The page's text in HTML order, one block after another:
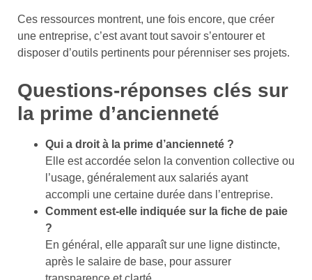
Ces ressources montrent, une fois encore, que créer
une entreprise, c’est avant tout savoir s’entourer et
disposer d’outils pertinents pour pérenniser ses projets.
Questions-réponses clés sur
la prime d’ancienneté
Qui a droit à la prime d’ancienneté ?
Elle est accordée selon la convention collective ou
l’usage, généralement aux salariés ayant
accompli une certaine durée dans l’entreprise.
Comment est-elle indiquée sur la fiche de paie
?
En général, elle apparaît sur une ligne distincte,
après le salaire de base, pour assurer